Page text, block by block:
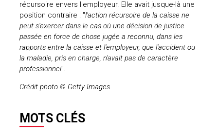
récursoire envers l'employeur. Elle avait jusque-là une
position contraire : "l'action récursoire de la caisse ne
peut s'exercer dans le cas où une décision de justice
passée en force de chose jugée a reconnu, dans les
rapports entre la caisse et l'employeur, que l'accident ou
la maladie, pris en charge, n'avait pas de caractère
professionnel".
Crédit photo © Getty Images
MOTS CLÉS